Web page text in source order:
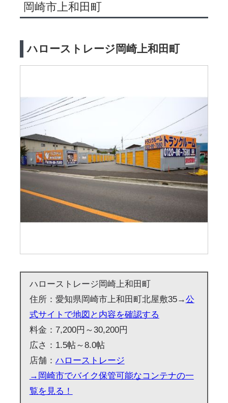
岡崎市上和田町
ハローストレージ岡崎上和田町
ハローストレージ岡崎上和田町
住所：愛知県岡崎市上和田町北屋敷35→公
式サイトで地図と内容を確認する
料金：7,200円～30,200円
広さ：1.5帖～8.0帖
店舗： ハローストレージ
→岡崎市でバイク保管可能なコンテナの一
覧を見る！